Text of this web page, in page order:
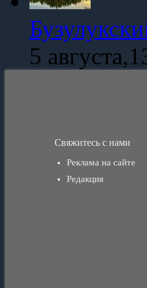
5
Свяжитесь с нами
Реклама на сайте
Редакция